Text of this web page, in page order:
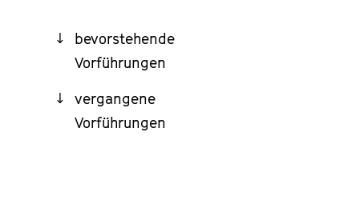
bevorstehende
Vorführungen
vergangene
Vorführungen